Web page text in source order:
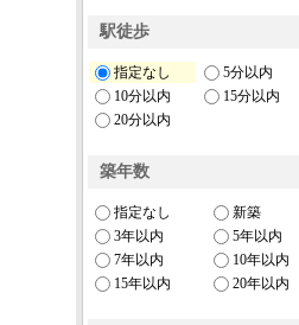
駅徒歩
指定なし
5分以内
10分以内
15分以内
20分以内
築年数
指定なし
新築
3年以内
5年以内
7年以内
10年以内
15年以内
20年以内